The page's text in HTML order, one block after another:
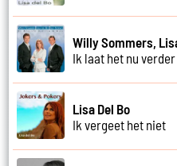
Willy Sommers,
Ik laat het nu
Lisa Del Bo
Ik vergeet het niet